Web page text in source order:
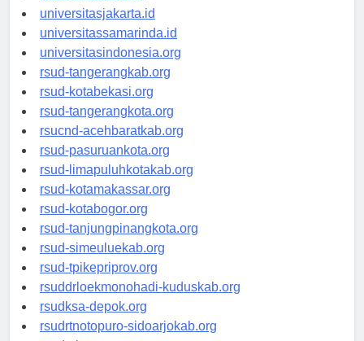
universitassalor.id
universitasjakarta.id
universitassamarinda.id
universitasindonesia.org
rsud-tangerangkab.org
rsud-kotabekasi.org
rsud-tangerangkota.org
rsucnd-acehbaratkab.org
rsud-pasuruankota.org
rsud-limapuluhkotakab.org
rsud-kotamakassar.org
rsud-kotabogor.org
rsud-tanjungpinangkota.org
rsud-simeuluekab.org
rsud-tpikepriprov.org
rsuddrloekmonohadi-kuduskab.org
rsudksa-depok.org